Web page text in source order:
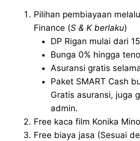
Pilihan pembiayaan
Finance (S & K berlaku)
DP Rigan mulai dari
Bunga 0% hingga
Asuransi gratis
Paket SMART Cash
Gratis asuransi, juga
admin.
Free kaca film Konika
Free biaya jasa (Sesuai